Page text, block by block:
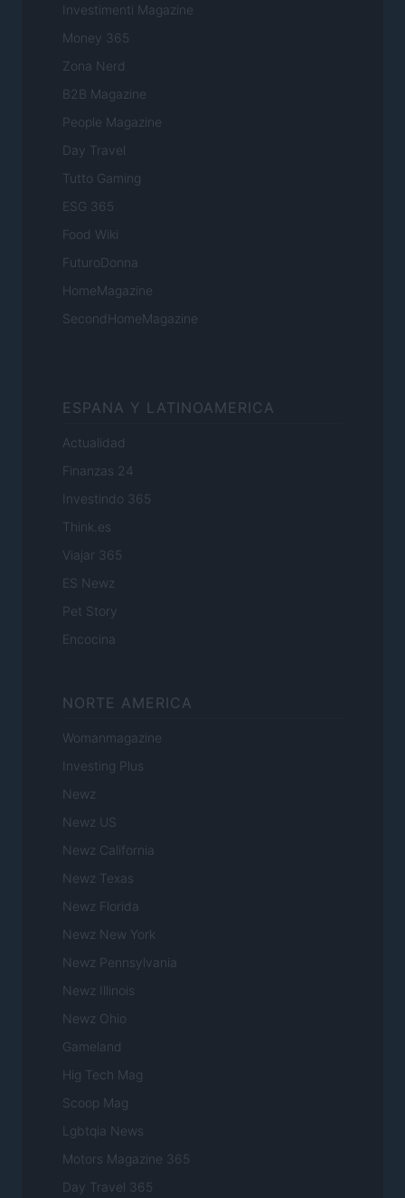
Investimenti Magazine
Money 365
Zona Nerd
B2B Magazine
People Magazine
Day Travel
Tutto Gaming
ESG 365
Food Wiki
FuturoDonna
HomeMagazine
SecondHomeMagazine
ESPANA Y LATINOAMERICA
Actualidad
Finanzas 24
Investindo 365
Think.es
Viajar 365
ES Newz
Pet Story
Encocina
NORTE AMERICA
Womanmagazine
Investing Plus
Newz
Newz US
Newz California
Newz Texas
Newz Florida
Newz New York
Newz Pennsylvania
Newz Illinois
Newz Ohio
Gameland
Hig Tech Mag
Scoop Mag
Lgbtqia News
Motors Magazine 365
Day Travel 365